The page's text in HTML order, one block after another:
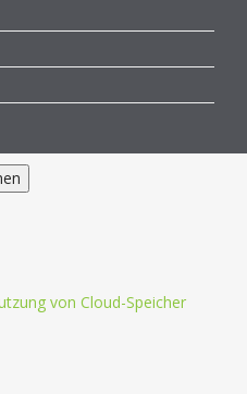
von Cloud-Speicher